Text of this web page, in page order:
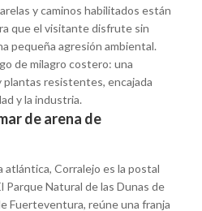
y caminos habilitados están
que el visitante disfrute sin
pequeña agresión ambiental.
de milagro costero: una
resistentes, encajada
y la industria.
de arena de
atlántica, Corralejo es la postal
Parque Natural de las Dunas de
Fuerteventura, reúne una franja